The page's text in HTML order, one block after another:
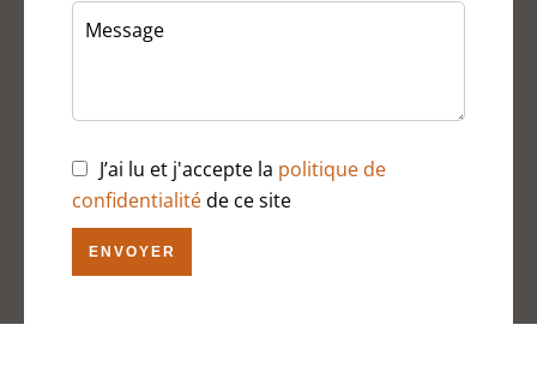
J’ai lu et j'accepte la politique de
confidentialitéde ce site
ENVOYER